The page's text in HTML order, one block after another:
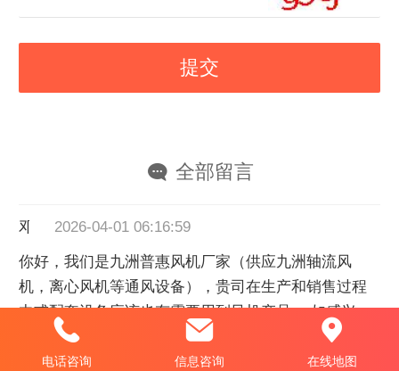
全部留言
2026-04-01 06:16:59
你好，我们是九洲普惠风机厂家（供应九洲轴流风
机，离心风机等通风设备），贵司在生产和销售过程
中或配套设备应该也有需要用到风机产品 ，如感兴
趣，我可以发一份电子选项画册供贵司参考报价哈。
电话咨询 信息咨询 在线地图